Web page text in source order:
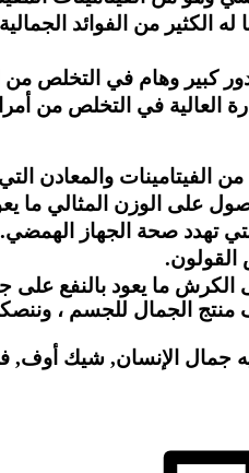
الجمال للجسم ،
جمال الإنسان, شيك